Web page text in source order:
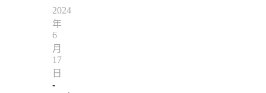
2024
年
6
月
17
日
-